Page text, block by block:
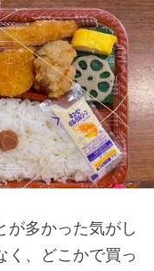
が多かった気がし
く、どこかで買っ